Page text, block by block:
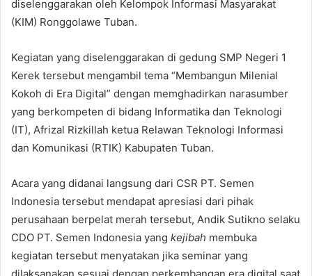
diselenggarakan oleh Kelompok Informasi Masyarakat
(KIM) Ronggolawe Tuban.
Kegiatan yang diselenggarakan di gedung SMP Negeri 1
Kerek tersebut mengambil tema “Membangun Milenial
Kokoh di Era Digital” dengan memghadirkan narasumber
yang berkompeten di bidang Informatika dan Teknologi
(IT), Afrizal Rizkillah ketua Relawan Teknologi Informasi
dan Komunikasi (RTIK) Kabupaten Tuban.
Acara yang didanai langsung dari CSR PT. Semen
Indonesia tersebut mendapat apresiasi dari pihak
perusahaan berpelat merah tersebut, Andik Sutikno selaku
CDO PT. Semen Indonesia yang kejibah membuka
kegiatan tersebut menyatakan jika seminar yang